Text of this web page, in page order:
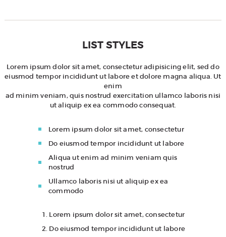
LIST STYLES
Lorem ipsum dolor sit amet, consectetur adipisicing elit, sed do
eiusmod tempor incididunt ut labore et dolore magna aliqua. Ut
enim
ad minim veniam, quis nostrud exercitation ullamco laboris nisi
ut aliquip ex ea commodo consequat.
Lorem ipsum dolor sit amet, consectetur
Do eiusmod tempor incididunt ut labore
Aliqua ut enim ad minim veniam quis
nostrud
Ullamco laboris nisi ut aliquip ex ea
commodo
Lorem ipsum dolor sit amet, consectetur
Do eiusmod tempor incididunt ut labore